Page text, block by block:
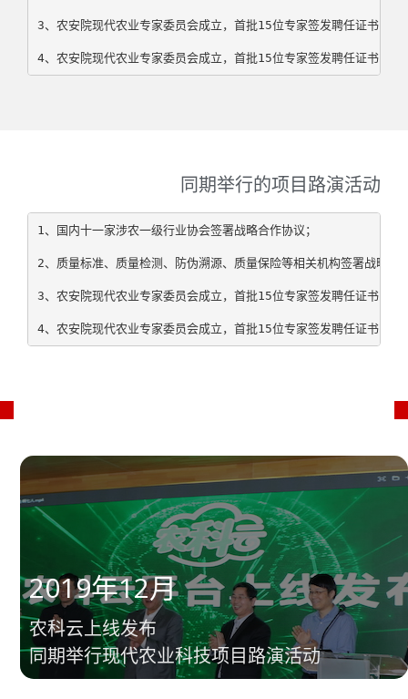
3、农安院现代农业专家委员会成立，首批15位专家签发聘任证书；
4、农安院现代农业专家委员会成立，首批15位专家签发聘任证书；
同期举行的项目路演活动
1、国内十一家涉农一级行业协会签署战略合作协议；
2、质量标准、质量检测、防伪溯源、质量保险等相关机构签署战略合
3、农安院现代农业专家委员会成立，首批15位专家签发聘任证书；
4、农安院现代农业专家委员会成立，首批15位专家签发聘任证书；
2019年12月
农科云上线发布
同期举行现代农业科技项目路演活动